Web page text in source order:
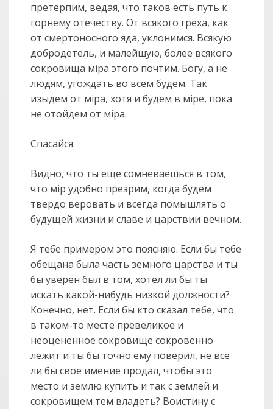
претерпим, ведая, что таков есть путь к
горнему отечеству. От всякого греха, как
от смертоносного яда, уклонимся. Всякую
добродетель, и малейшую, более всякого
сокровища мiра этого почтим. Богу, а не
людям, угождать во всем будем. Так
изыдем от мiра, хотя и будем в мiре, пока
не отойдем от мiра.
Спасайся.
Видно, что ты еще сомневаешься в том,
что мiр удобно презрим, когда будем
твердо веровать и всегда помышлять о
будущей жизни и славе и царствии вечном.
Я тебе примером это поясняю. Если бы тебе
обещана была часть земного царства и ты
бы уверен был в том, хотел ли бы ты
искать какой-нибудь низкой должности?
Конечно, нет. Если бы кто сказал тебе, что
в таком-то месте превеликое и
неоцененное сокровище сокровенно
лежит и ты бы точно ему поверил, не все
ли бы свое имение продал, чтобы это
место и землю купить и так с землей и
сокровищем тем владеть? Воистину с